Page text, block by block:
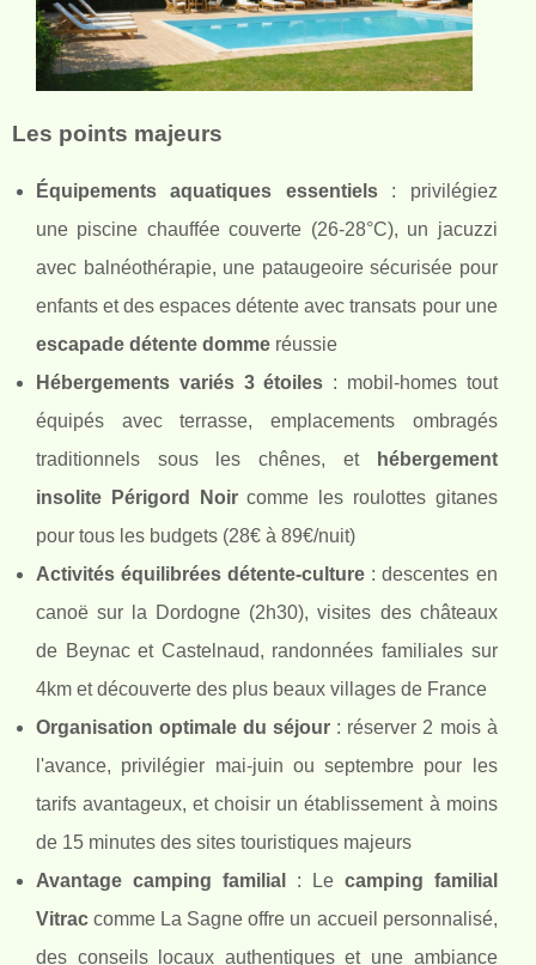
Les points majeurs
Équipements aquatiques essentiels: privilégiez
une piscine chauffée couverte (26-28°C), un jacuzzi
avec balnéothérapie, une pataugeoire sécurisée pour
enfants et des espaces détente avec transats pour une
escapade détente domme réussie
Hébergements variés 3 étoiles : mobil-homes tout
équipés avec terrasse, emplacements ombragés
traditionnels sous les chênes, et
hébergement
insolite Périgord Noircomme les roulottes gitanes
pour tous les budgets (28€ à 89€/nuit)
Activités équilibrées détente-culture : descentes en
canoë sur la Dordogne (2h30), visites des châteaux
de Beynac et Castelnaud, randonnées familiales sur
4km et découverte des plus beaux villages de France
Organisation optimale du séjour : réserver 2 mois à
l'avance, privilégier mai-juin ou septembre pour les
tarifs avantageux, et choisir un établissement à moins
de 15 minutes des sites touristiques majeurs
Avantage camping familial
: Le camping familial
Vitrac comme La Sagne offre un accueil personnalisé,
des conseils locaux authentiques et une ambiance